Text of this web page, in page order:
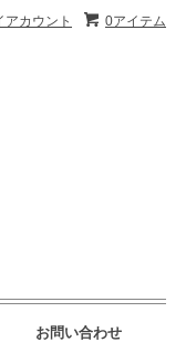
0アイテム
アカウント
お問い合わせ